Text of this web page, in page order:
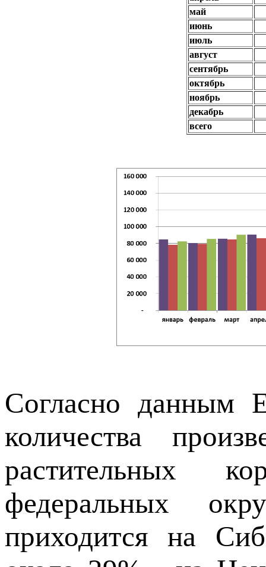
май
июнь
июль
август
сентябрь
октябрь
ноябрь
декабрь
всего
Согласно данным
количества
растительных
федеральных
приходится на